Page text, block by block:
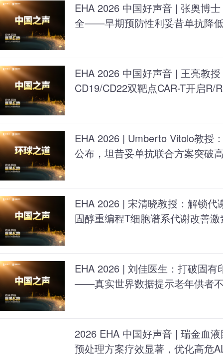
EHA 2026 中国好声音 | 张奥博
全——早期预防性利妥昔单抗降
EHA 2026 中国好声音 | 王亮教
CD19/CD22双靶点CAR-T开启R/
EHA 2026 | Umberto Vitolo教授
公布，坦昔妥单抗联合方案突破
EHA 2026 | 宋清晓教授：解锁
固醇重编程T细胞谱系代谢改善
EHA 2026 | 刘佳医生：打破固有
——真实世界数据提示老年供者
2026 EHA 中国好声音 | 瑞金血
预处理方案疗效显著，优化高危